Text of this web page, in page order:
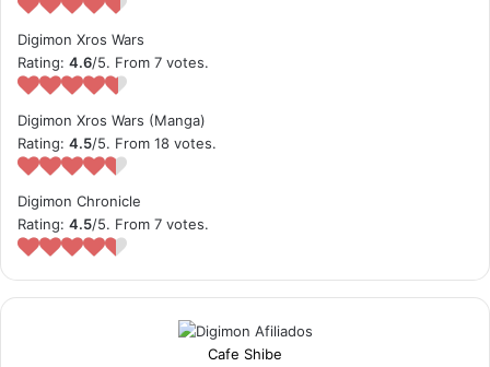
Digimon Xros Wars
Rating: 4.6/5. From 7 votes.
Digimon Xros Wars (Manga)
Rating: 4.5/5. From 18 votes.
Digimon Chronicle
Rating: 4.5/5. From 7 votes.
Cafe Shibe